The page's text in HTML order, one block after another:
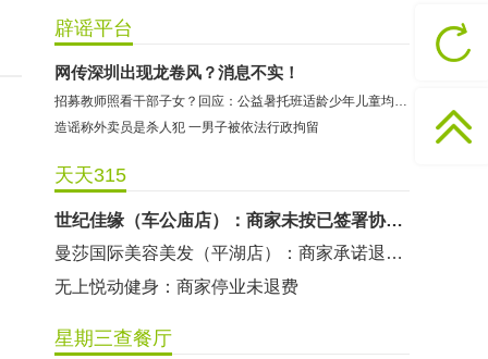
辟谣平台
网传深圳出现龙卷风？消息不实！
招募教师照看干部子女？回应：公益暑托班适龄少年儿童均可报名
造谣称外卖员是杀人犯 一男子被依法行政拘留
天天315
粤宝乐儿童成长中心：商家拒不配合调解
世纪佳缘（车公庙店）：商家未按已签署协议退款
曼莎国际美容美发（平湖店）：商家承诺退费未履行
无上悦动健身：商家停业未退费
星期三查餐厅